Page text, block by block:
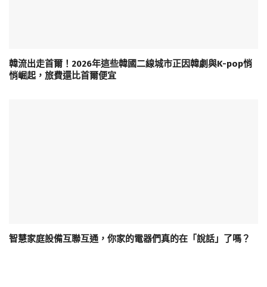
韓流出走首爾！2026年這些韓國二線城市正因韓劇與K-pop悄
悄崛起，旅費還比首爾便宜
智慧家庭設備互聯互通，你家的電器們真的在「說話」了嗎？